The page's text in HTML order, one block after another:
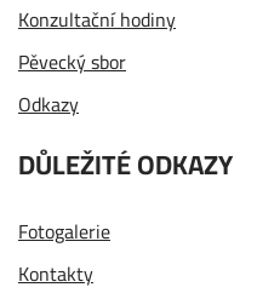
Konzultační hodiny
Pěvecký sbor
Odkazy
DŮLEŽITÉ ODKAZY
Fotogalerie
Kontakty